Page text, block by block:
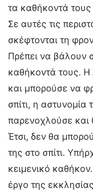
τα καθήκοντά τους
Σε αυτές τις
σκέφτονται τη
Πρέπει να βάλουν
καθήκοντά τους. Η
και μπορούσε να
σπίτι, η
παρενοχλούσε και
Έτσι, δεν θα
της στο σπίτι.
κειμενικό
έργο της